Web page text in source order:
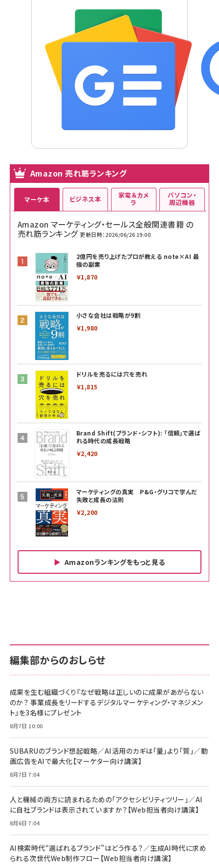
Amazon 売れ筋ランキング
マーケ本
Amazon マーケティング・セールス全般関連書籍 の
売れ筋ランキング 更新日時：2026/06/26 19:00
2億円を売り上げたプロが教える note×AI 最
強の副業
￥1,870
小さな会社は戦略が9割
￥1,980
ドリルを売るには穴を売れ
￥1,815
Brand Shift(ブランド・シフト): 「信頼」で選ば
れる時代の成長戦略
￥2,420
マーケティングの真実 P&G・グリコで学んだ
失敗と成長の法則
￥2,200
Amazonランキングをもっと見る
ビジネス本
￥880
anan(アンアン)2026/06/24号 No.2500増刊
スペシャルエディション[王道エンタメの矜持／
￥1,100
anan(アンアン)2026/07/08号 No.2502[2026
￥880
ママ投資家が育休中に１億貯めた株式投資
組織の成果を最大化する ルールのデザイン
￥1,980
Amazonランキングをもっと見る
家電＆カメ
ラ
サポート正規品 メーカー保証5年 KLMEA128G
NIMASO ガラスフィルム iPhone 17 用 保護フィ
すい ガイド枠付き いPhone17 (6.3インチ) 対応
2枚セット DSP25F1698
￥1,599
￥6,980
全ワイヤレスイヤホン/アクティブノイズキャンセリ
技術基準適合】ブラック
￥5,990
ケーブル Anker絡まないケーブル 240W 結束バン
ド付き USB PD対応 シリコン素材採用 iPhone
17 / 16 / 15 / Galaxy iPad Pro MacBook
Pro/Air 各種対応 (1.8m ミッドナイトブラック)
￥1,890
パソコン・
周辺機器
サポート正規品 メーカー保証5年 KLMEA128G
Amazon eギフトカード - Amazonロゴ - クラ
￥5,000
Anker PowerLine III Flow USB-C & USB-C
Pro/Air 各種対応 (1.8m ミッドナイトブラック)
￥1,890
サッポロ 生ビール 黒ラベル 350ml 缶 24本 ビー
ル ケース買い【6/30応募〆切! 黒ラベルビヤセラー
￥4,857
編集部からのおしらせ
成果を生む組織づくり『なぜ戦略は正しいのに成果があがらない
のか？ 事業成長をリードするデジタルマーケティング・マネジメン
ト』を3名様にプレゼント
8月7日 10:00
SUBARUのブランド想起戦略／AI活用のカギは「量」より「質」／動
画広告をAIで最大化【マーケター向け講演】
8月7日 7:04
人と機械の両方に読まれるための「アクセシビリティツリー」／AI
に自社ブランドは表示されていますか？【Web担当者向け講演】
8月6日 7:04
AI検索時代“選ばれるブランド”はどう作る？／生成AI時代に求め
られる次世代Web制作フロー【Web担当者向け講演】